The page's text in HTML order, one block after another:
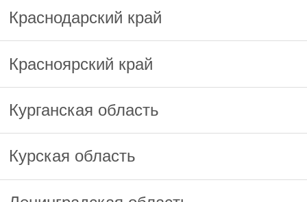
Краснодарский край
Красноярский край
Курганская область
Курская область